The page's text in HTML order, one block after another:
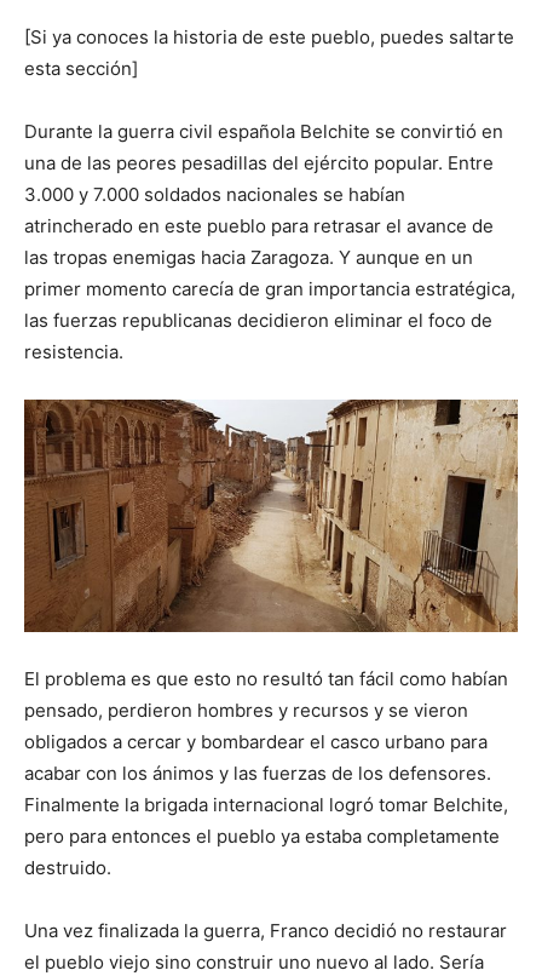
[Si ya conoces la historia de este pueblo, puedes saltarte
esta sección]
Durante la guerra civil española Belchite se convirtió en
una de las peores pesadillas del ejército popular. Entre
3.000 y 7.000 soldados nacionales se habían
atrincherado en este pueblo para retrasar el avance de
las tropas enemigas hacia Zaragoza. Y aunque en un
primer momento carecía de gran importancia estratégica,
las fuerzas republicanas decidieron eliminar el foco de
resistencia.
El problema es que esto no resultó tan fácil como habían
pensado, perdieron hombres y recursos y se vieron
obligados a cercar y bombardear el casco urbano para
acabar con los ánimos y las fuerzas de los defensores.
Finalmente la brigada internacional logró tomar Belchite,
pero para entonces el pueblo ya estaba completamente
destruido.
Una vez finalizada la guerra, Franco decidió no restaurar
el pueblo viejo sino construir uno nuevo al lado. Sería